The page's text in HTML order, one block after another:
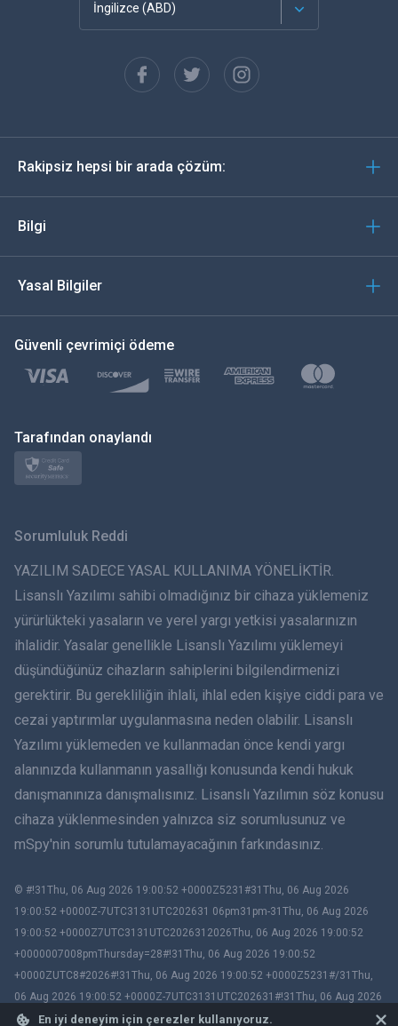
En iyi deneyim için çerezler kullanıyoruz.
İngilizce (ABD)
Español
Almanca
Türkçe
Polski
日本
ภาษาไทย
Dansk
हिंदी
עברית
Română
Việt
BIR ÇIFT
Slovenčina
Rakipsiz hepsi bir arada çözüm:
Bilgi
Yasal Bilgiler
Güvenli çevrimiçi ödeme
Tarafından onaylandı
Sorumluluk Reddi
YAZILIM SADECE YASAL KULLANIMA YÖNELİKTİR.
Lisanslı Yazılımı sahibi olmadığınız bir cihaza yüklemeniz
yürürlükteki yasaların ve yerel yargı yetkisi yasalarınızın
ihlalidir. Yasalar genellikle Lisanslı Yazılımı yüklemeyi
düşündüğünüz cihazların sahiplerini bilgilendirmenizi
gerektirir. Bu gerekliliğin ihlali, ihlal eden kişiye ciddi para ve
cezai yaptırımlar uygulanmasına neden olabilir. Lisanslı
Yazılımı yüklemeden ve kullanmadan önce kendi yargı
alanınızda kullanmanın yasallığı konusunda kendi hukuk
danışmanınıza danışmalısınız. Lisanslı Yazılımın söz konusu
cihaza yüklenmesinden yalnızca siz sorumlusunuz ve
mSpy'nin sorumlu tutulamayacağının farkındasınız.
© #!31Thu, 06 Aug 2026 19:00:52 +0000Z5231#31Thu, 06 Aug 2026
19:00:52 +0000Z-7UTC3131UTC202631 06pm31pm-31Thu, 06 Aug 2026
19:00:52 +0000Z7UTC3131UTC2026312026Thu, 06 Aug 2026 19:00:52
+0000007008pmThursday=28#!31Thu, 06 Aug 2026 19:00:52
+0000ZUTC8#2026#!31Thu, 06 Aug 2026 19:00:52 +0000Z5231#/31Thu,
06 Aug 2026 19:00:52 +0000Z-7UTC3131UTC202631#!31Thu, 06 Aug 2026
19:00:52 +0000ZUTC8# mSpy. All trademarks are the property of their